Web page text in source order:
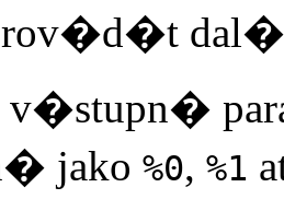
jako %0, %1